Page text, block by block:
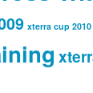
xterra cup 2010